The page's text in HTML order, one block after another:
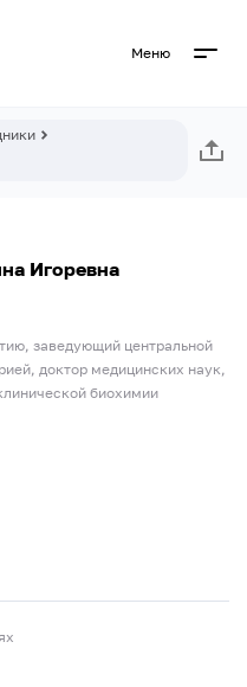
Меню
Игоревна
заведующий центральной
доктор медицинских наук,
биохимии